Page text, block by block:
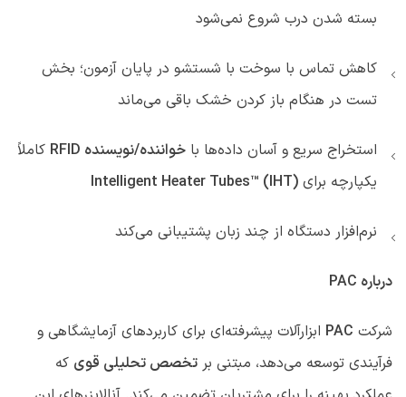
بسته شدن درب شروع نمی‌شود
کاهش تماس با سوخت با شستشو در پایان آزمون؛ بخش
تست در هنگام باز کردن خشک باقی می‌ماند
استخراج سریع و آسان داده‌ها با خواننده/نویسنده RFID
کاملاً
یکپارچه برای Intelligent Heater Tubes™ (IHT)
نرم‌افزار دستگاه از چند زبان پشتیبانی می‌کند
درباره PAC
شرکت PAC ابزارآلات پیشرفته‌ای برای کاربردهای آزمایشگاهی و
فرآیندی توسعه می‌دهد، مبتنی بر تخصص تحلیلی قوی که